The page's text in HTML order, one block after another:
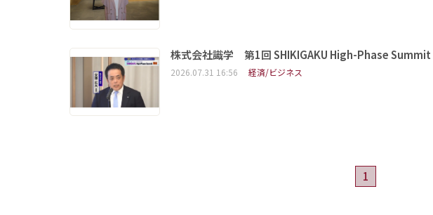
株式会社識学 第1回 SHIKIGAKU High-Phase Summit
2026.07.31 16:56 経済/ビジネス
1